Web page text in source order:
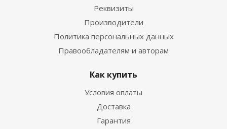
Реквизиты
Производители
Политика персональных данных
Правообладателям и авторам
Как купить
Условия оплаты
Доставка
Гарантия